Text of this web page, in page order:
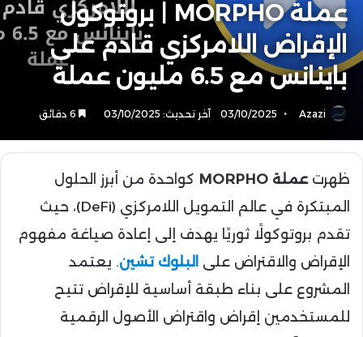
عملة MORPHO | بروتوكول
الإقراض اللامركزي قادم على
باينانس مع 6.5 مليون عملة
Azazi
03/10/2025 آخر تحديث: 03/10/2025
ظهرتعملة MORPHO
كواحدة من أبرز الحلول
المبتكرة في عالم التمويل اللامركزي (DeFi)، حيث
تقدم بروتوكولًا ثوريًا يهدف إلى إعادة صياغة مفهوم
الإقراض والاقتراض على البلوك تشين. يعتمد
المشروع على بناء طبقة أساسية للإقراض تتيح
للمستخدمين إقراض واقتراض الأصول الرقمية